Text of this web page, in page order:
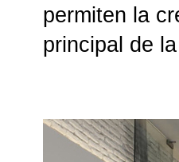
permiten la
principal de